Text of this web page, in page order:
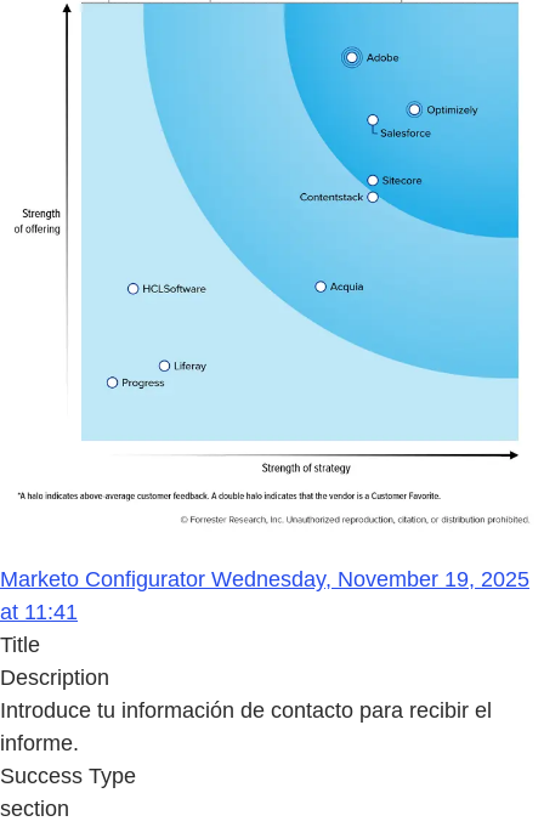
Marketo Configurator Wednesday, November 19, 2025
at 11:41
Title
Description
Introduce tu información de contacto para recibir el
informe.
Success Type
section